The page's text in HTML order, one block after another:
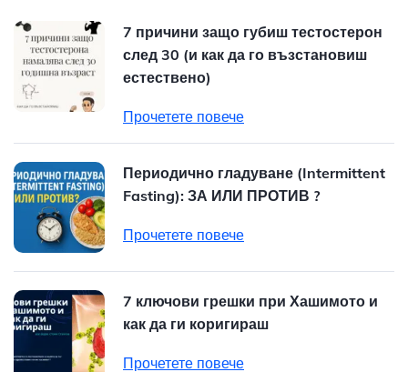
7 причини защо губиш тестостерон
след 30 (и как да го възстановиш
естествено)
Прочетете повече
Периодично гладуване (Intermittent
Fasting): ЗА ИЛИ ПРОТИВ ?
Прочетете повече
7 ключови грешки при Хашимото и
как да ги коригираш
Прочетете повече